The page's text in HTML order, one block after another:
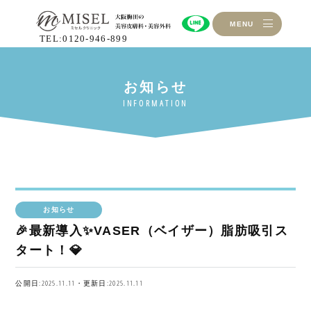
TEL:0120-946-899
MENU
お知らせ
🎉最新導入✨VASER（ベイザー）脂肪吸引ス
タート！💎
公開日:2025.11.11・更新日:2025.11.11